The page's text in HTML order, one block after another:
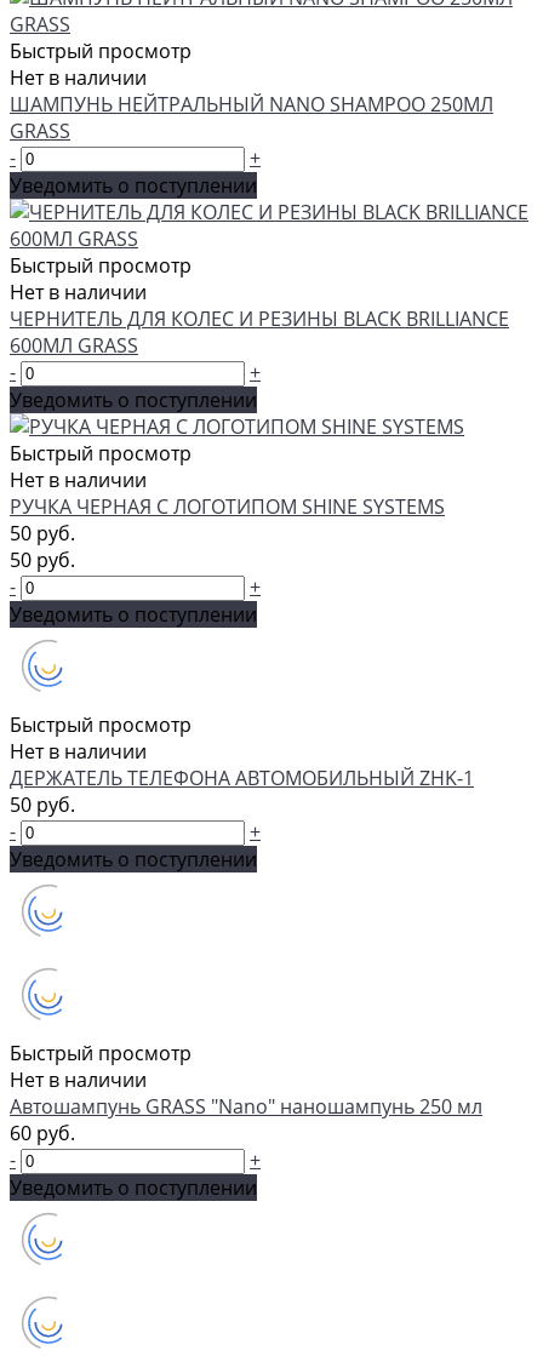
Быстрый просмотр
Нет в наличии
ШАМПУНЬ НЕЙТРАЛЬНЫЙ NANO SHAMPOO 250МЛ
GRASS
-
+
Уведомить о поступлении
Быстрый просмотр
Нет в наличии
ЧЕРНИТЕЛЬ ДЛЯ КОЛЕС И РЕЗИНЫ BLACK BRILLIANCE
600МЛ GRASS
-
+
Уведомить о поступлении
Быстрый просмотр
Нет в наличии
РУЧКА ЧЕРНАЯ С ЛОГОТИПОМ SHINE SYSTEMS
50 руб.
50 руб.
-
+
Уведомить о поступлении
Быстрый просмотр
Нет в наличии
ДЕРЖАТЕЛЬ ТЕЛЕФОНА АВТОМОБИЛЬНЫЙ ZHK-1
50 руб.
-
+
Уведомить о поступлении
Быстрый просмотр
Нет в наличии
Автошампунь GRASS "Nano" наношампунь 250 мл
60 руб.
-
+
Уведомить о поступлении